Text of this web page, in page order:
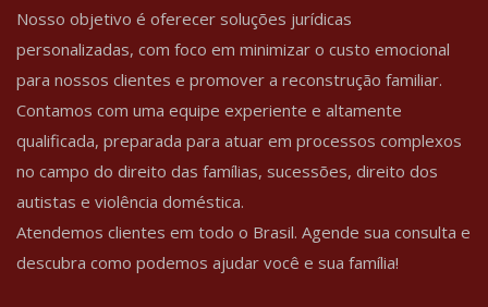
Nosso objetivo é oferecer soluções jurídicas
personalizadas, com foco em minimizar o custo emocional
para nossos clientes e promover a reconstrução familiar.
Contamos com uma equipe experiente e altamente
qualificada, preparada para atuar em processos complexos
no campo do direito das famílias, sucessões, direito dos
autistas e violência doméstica.
Atendemos clientes em todo o Brasil. Agende sua consulta e
descubra como podemos ajudar você e sua família!